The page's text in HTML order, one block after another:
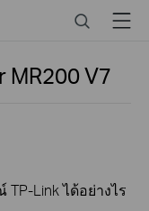
SearchMenu
MR200V7
Link ได้อย่างไร